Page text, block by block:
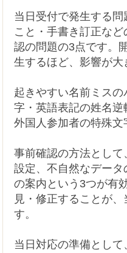
当日受付で発生する
こと・手書き訂正な
認の問題の3点です。
生するほど、影響が大
起きやすい名前ミス
字・英語表記の姓名逆
外国人参加者の特殊文
事前確認の方法とし
設定、不自然なデー
の案内という3つが有
見・修正することが
す。
当日対応の準備とし